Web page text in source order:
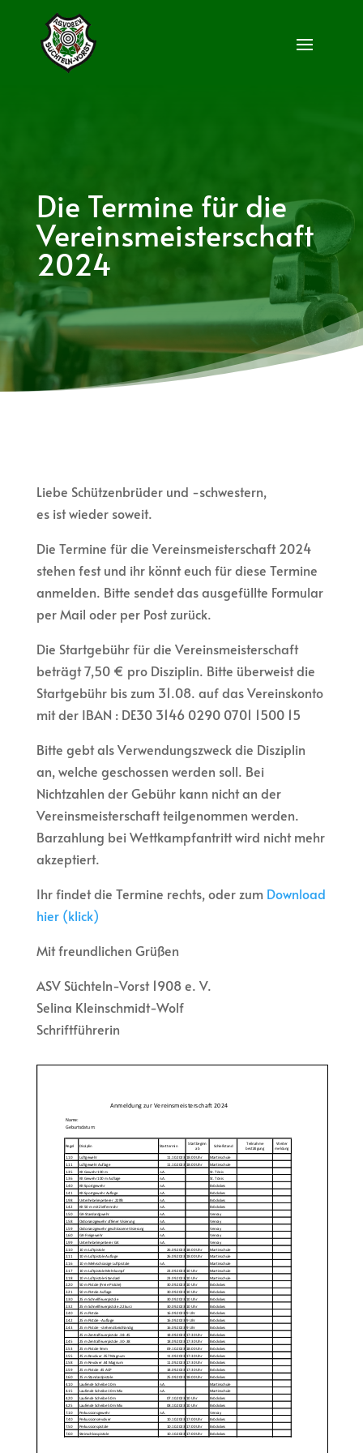
Die Termine für die
Vereinsmeisterschaft
2024
Liebe Schützenbrüder und -schwestern,
es ist wieder soweit.
Die Termine für die Vereinsmeisterschaft 2024
stehen fest und ihr könnt euch für diese Termine
anmelden. Bitte sendet das ausgefüllte Formular
per Mail oder per Post zurück.
Die Startgebühr für die Vereinsmeisterschaft
beträgt 7,50 € pro Disziplin. Bitte überweist die
Startgebühr bis zum 31.08. auf das Vereinskonto
mit der IBAN : DE30 3146 0290 0701 1500 15
Bitte gebt als Verwendungszweck die Disziplin
an, welche geschossen werden soll. Bei
Nichtzahlen der Gebühr kann nicht an der
Vereinsmeisterschaft teilgenommen werden.
Barzahlung bei Wettkampfantritt wird nicht mehr
akzeptiert.
Ihr findet die Termine rechts, oder zum Download
hier (klick)
Mit freundlichen Grüßen
ASV Süchteln-Vorst 1908 e. V.
Selina Kleinschmidt-Wolf
Schriftführerin